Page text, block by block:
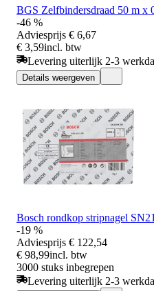
BGS Zelfbindersdraad 50 m x
-46 %
Adviesprijs € 6,67
€ 3,59incl. btw
Levering uiterlijk 2-3
Details weergeven
Bosch rondkop stripnagel
-19 %
Adviesprijs € 122,54
€ 98,99incl. btw
3000 stuks inbegrepen
Levering uiterlijk 2-3